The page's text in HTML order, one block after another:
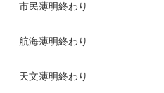
市民薄明終わり
航海薄明終わり
天文薄明終わり